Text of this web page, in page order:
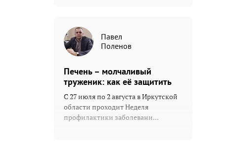
Павел
Поленов
Печень – молчаливый
труженик: как её защитить
С 27 июля по 2 августа в Иркутской
области проходит Неделя
профилактики заболевани...